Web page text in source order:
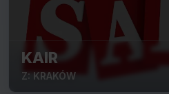
KAIR
Z: KRAKÓW